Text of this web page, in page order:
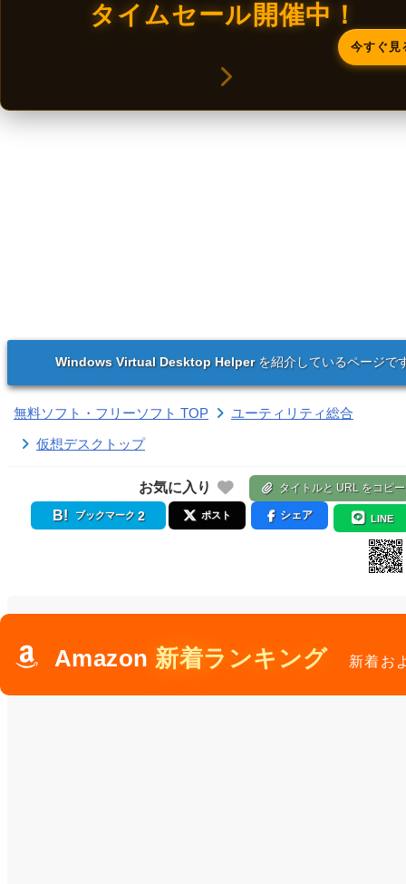
タイムセール開催中！
今すぐ見
Windows Virtual Desktop Helperを紹介しているページで
無料ソフト・フリーソフト TOP
ユーティリティ総合
仮想デスクトップ
お気に入り タイトルと URL をコピー
ブックマーク 2 ポスト シェア LINE
Amazon 新着ランキング 新着お